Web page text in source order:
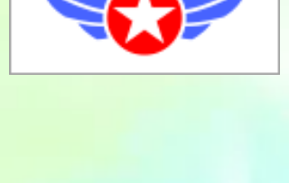
２０２５年ＭＲＩ検査により「特
発性癲癇」と確定診断
水頭症なし